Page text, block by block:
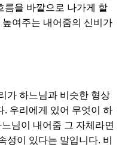
름을 바깥으로 나가게 할
여주는 내어줌의 신비가
가 하느님과 비슷한 형상
. 우리에게 있어 무엇이 하
느님이 내어줌 그 자체라면
성이 있다는 말입니다. 비